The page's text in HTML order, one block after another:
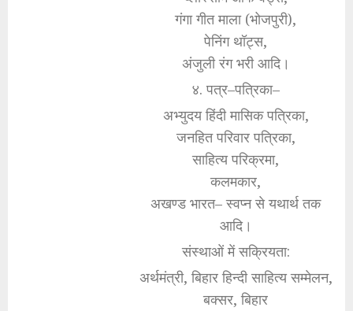
गंगा गीत माला (भोजपुरी),
पेनिंग थॉट्स,
अंजुली रंग भरी आदि।
४. पत्र–पत्रिका–
अभ्युदय हिंदी मासिक पत्रिका,
जनहित परिवार पत्रिका,
साहित्य परिक्रमा,
कलमकार,
अखण्ड भारत– स्वप्न से यथार्थ तक
आदि।
संस्थाओं में सक्रियता:
अर्थमंत्री, बिहार हिन्दी साहित्य सम्मेलन,
बक्सर, बिहार